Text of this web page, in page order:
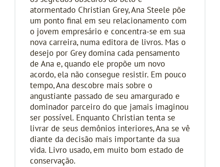
atormentado Christian Grey, Ana Steele põe
um ponto final em seu relacionamento com
o jovem empresário e concentra-se em sua
nova carreira, numa editora de livros. Mas o
desejo por Grey domina cada pensamento
de Ana e, quando ele propõe um novo
acordo, ela não consegue resistir. Em pouco
tempo, Ana descobre mais sobre o
angustiante passado de seu amargurado e
dominador parceiro do que jamais imaginou
ser possível. Enquanto Christian tenta se
livrar de seus demônios interiores, Ana se vê
diante da decisão mais importante da sua
vida. Livro usado, em muito bom estado de
conservação.